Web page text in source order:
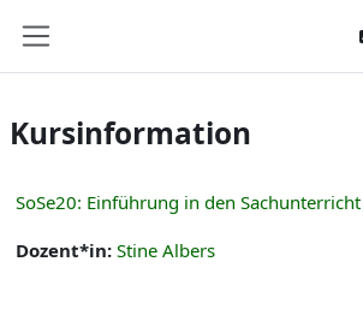
Kursinformation
SoSe20: Einführung in den Sachunterricht
Dozent*in: Stine Albers